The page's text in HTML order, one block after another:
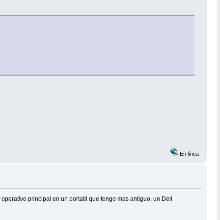
En línea
principal en un portatil que tengo mas antiguo, un Dell